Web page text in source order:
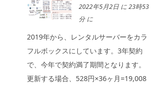
2022年5月2日 に 23時53
分 に
2019年から、レンタルサーバーをカラ
フルボックスにしています。3年契約
で、今年で契約満了期間となります。
更新する場合、528円×36ヶ月=19,008